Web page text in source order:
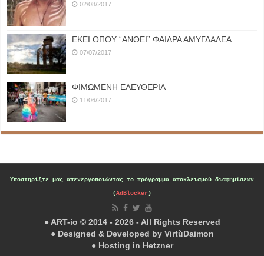
02/08/2017
ΕΚΕΙ ΟΠΟΥ “ΑΝΘΕΙ” ΦΑΙΔΡΑ ΑΜΥΓΔΑΛΕΑ…
07/07/2017
ΦΙΜΩΜΕΝΗ ΕΛΕΥΘΕΡΙΑ
11/06/2017
Υποστηρίξτε μας απενεργοποιώντας το πρόγραμμα αποκλεισμού διαφημίσεων
(AdBlocker)
● ART-io © 2014 - 2026 - All Rights Reserved
● Designed & Developed by VirtùDaimon
● Hosting in Hetzner